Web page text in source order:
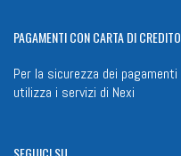
PAGAMENTICON CARTA DI CREDITO
Per la sicurezza dei
utilizza i servizi di Nexi